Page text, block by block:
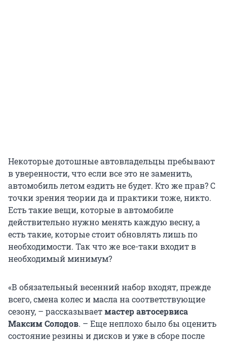
Некоторые дотошные автовладельцы пребывают
в уверенности, что если все это не заменить,
автомобиль летом ездить не будет. Кто же прав? С
точки зрения теории да и практики тоже, никто.
Есть такие вещи, которые в автомобиле
действительно нужно менять каждую весну, а
есть такие, которые стоит обновлять лишь по
необходимости. Так что же все-таки входит в
необходимый минимум?
«В обязательный весенний набор входят, прежде
всего, смена колес и масла на соответствующие
сезону, – рассказываетмастер автосервиса
Максим Солодов. – Еще неплохо было бы оценить
состояние резины и дисков и уже в сборе после